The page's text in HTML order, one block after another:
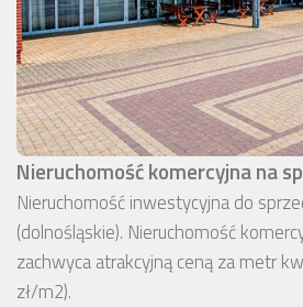
Nieruchomość komercyjna na
Nieruchomość inwestycyjna do
(dolnośląskie). Nieruchomość
zachwyca atrakcyjną ceną za metr
zł/m2).